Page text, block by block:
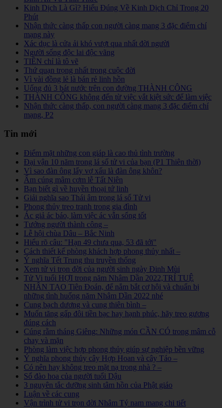
Kinh Dịch Là Gì? Hiểu Đúng Về Kinh Dịch Chỉ Trong 20
Phút
Nhận thức càng thấp con người càng mang 3 đặc điểm chí
mạng này
Xác dục là cửa ải khó vượt qua nhất đời người
Người sống độc lai độc vãng
TIỀN chỉ là tô vẽ
Thứ quạn trọng nhất trong cuộc đời
Vì vài đồng lẻ là bán rẻ linh hồn
Uống đủ 3 bát nước trên con đường THÀNH CÔNG
THÀNH CÔNG không đến từ việc vắt kiệt sức để làm việc
Nhận thức càng thấp, con người càng mang 3 đặc điểm chí
mạng, P2
Tin mới
Điểm mặt những con giáp là cao thủ tình trường
Đại vận 10 năm trong lá số tử vi của bạn (P1 Thiên thời)
Vì sao đàn ông lấy vợ xấu là đàn ông khôn?
Ấm cúng mâm cơm lễ Tất Niên
Bạn biết gì về huyền thoại tứ linh
Giải nghĩa sao Thái âm trong lá số Tử vi
Phong thủy treo tranh trong gia đình
Ác giả ác báo, làm việc ác vẫn sống tốt
Tướng người thành công –
Lễ hội chùa Dâu – Bắc Ninh
Hiểu rõ câu: "Hạn 49 chưa qua, 53 đã tới"
Cách thiết kế phòng khách hợp phong thủy nhất –
Ý nghĩa Tết Trung thu truyền thống
Xem tử vi trọn đời của người sinh ngày Đinh Mùi
Tử Vi tuổi HỢI trong năm Nhâm Dần 2022,TRÍ TUỆ
NHÂN TẠO Tiên Đoán, để nắm bắt cơ hội và chuẩn bị
những tình huống năm Nhâm Dần 2022 nhé
Cung bạch dương và cung thiên bình –
Muốn tăng gấp đôi tiền bạc hay hạnh phúc, hãy treo gương
đúng cách
Cúng rằm tháng Giêng: Những món CẦN CÓ trong mâm cỗ
chay và mặn
Phòng làm việc hợp phong thủy giúp sự nghiệp bền vững
Ý nghĩa phong thủy cây Hợp Hoan và cây Táo –
Có nên hay không treo mặt nạ trong nhà ? –
Số đào hoa của người tuổi Dậu
3 nguyên tắc dưỡng sinh tâm hồn của Phật giáo
Luận về các cung
Vận trình tử vi trọn đời Nhâm Tý nam mang chi tiết